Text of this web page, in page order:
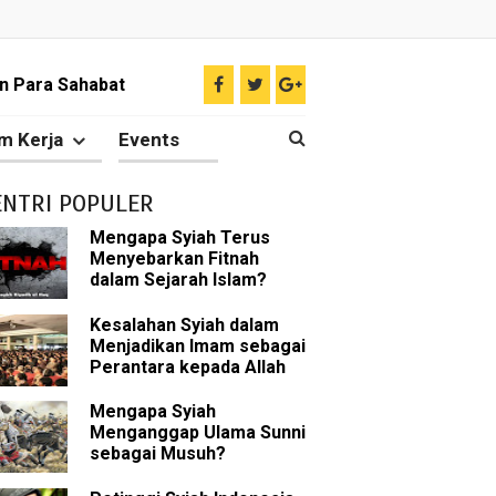
Ilmu Ghaib?
Nabi Pengkhianat?
Nabi
Sunni
bin Affan
tentang Khalifah
Kerja Events
POPULER
Mengapa Syiah Terus
Menyebarkan Fitnah
dalam Sejarah Islam?
Kesalahan Syiah dalam
Menjadikan Imam sebagai
Perantara kepada Allah
Mengapa Syiah
Menganggap Ulama Sunni
sebagai Musuh?